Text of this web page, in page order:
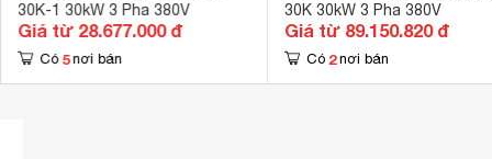
30K-1 30kW 3 Pha 380V
Giá từ 28.677.000 đ
Có 5 nơi bán
30K 30kW 3 Pha 380V
Giá từ 89.150.820 đ
Có 2 nơi bán